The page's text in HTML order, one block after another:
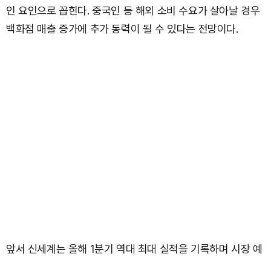
인 요인으로 꼽힌다. 중국인 등 해외 소비 수요가 살아날 경우
백화점 매출 증가에 추가 동력이 될 수 있다는 전망이다.
앞서 신세계는 올해 1분기 역대 최대 실적을 기록하며 시장 예